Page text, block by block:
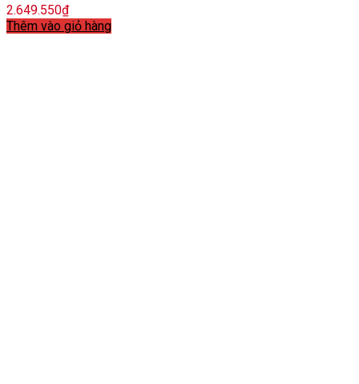
2.649.550₫
Thêm vào giỏ hàng